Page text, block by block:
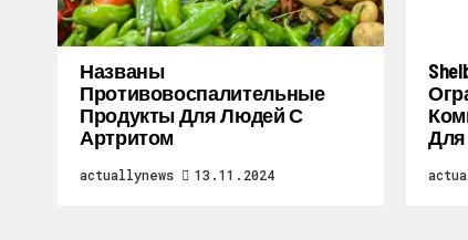
Названы
Противовоспалительные
Продукты Для Людей С
Артритом
actuallynews 13.11.2024
Для